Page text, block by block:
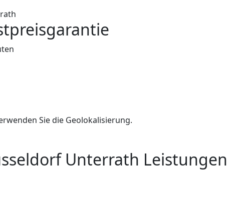
Sie die Geolokalisierung.
Unterrath Leistungen